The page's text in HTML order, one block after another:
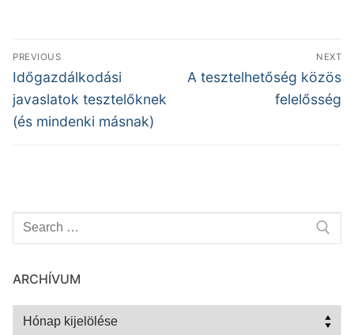
Bejegyzés
navigáció
PREVIOUS
Previous
post:
Időgazdálkodási
javaslatok tesztelőknek
(és mindenki másnak)
NEXT
Next
A tesztelhetőség közös
felelősség
Keresése:
ARCHÍVUM
Archívum